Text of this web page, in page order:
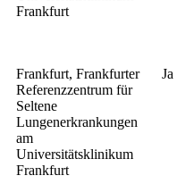
Frankfurt
Frankfurt, Frankfurter
Referenzzentrum für
Seltene
Lungenerkrankungen
am
Universitätsklinikum
Frankfurt
Ja